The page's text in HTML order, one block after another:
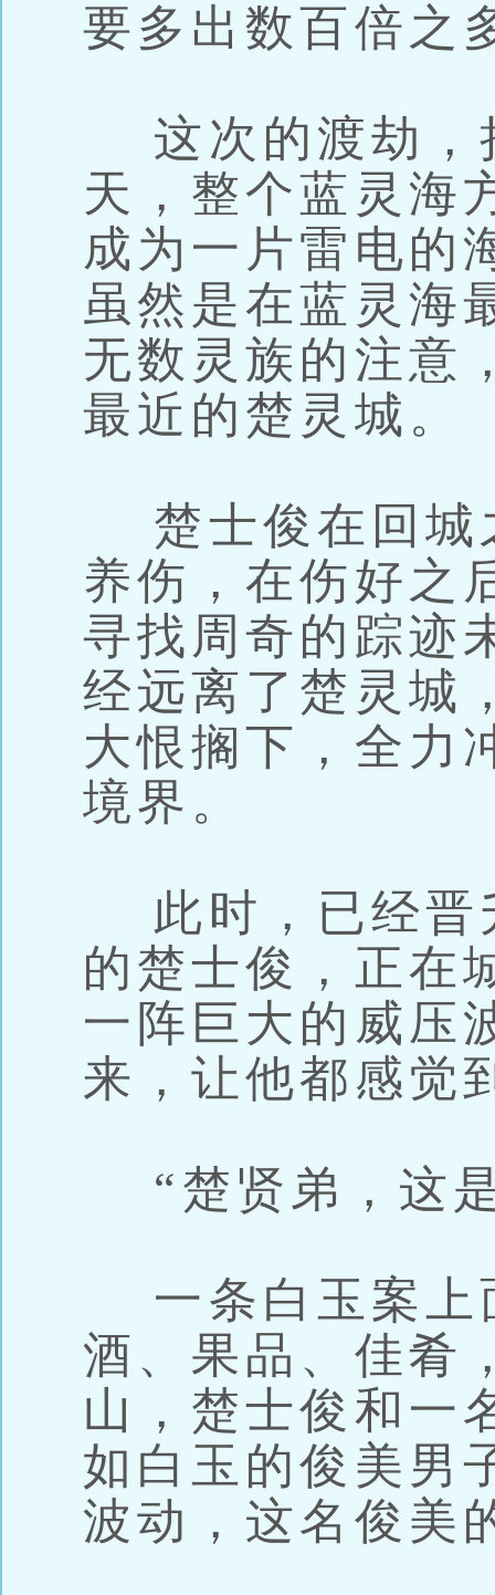
要多出数百倍之
这次的渡劫，
天，整个蓝灵海
成为一片雷电的
虽然是在蓝灵海
无数灵族的注意
最近的楚灵城。
楚士俊在回城
养伤，在伤好之
寻找周奇的踪迹
经远离了楚灵城
大恨搁下，全力
境界。
此时，已经晋
的楚士俊，正在
一阵巨大的威压
来，让他都感觉
“楚贤弟，这
一条白玉案上
酒、果品、佳肴
山，楚士俊和一
如白玉的俊美男
波动，这名俊美